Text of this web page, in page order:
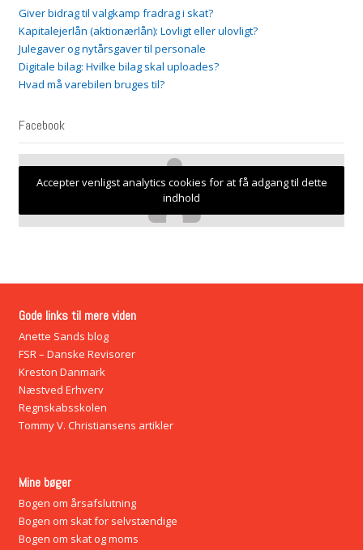
Giver bidrag til valgkamp fradrag i skat?
Kapitalejerlån (aktionærlån): Lovligt eller ulovligt?
Julegaver og nytårsgaver til personale
Digitale bilag: Hvilke bilag skal uploades?
Hvad må varebilen bruges til?
Facebook
Accepter venligst analytics cookies for at få adgang til dette
indhold
Gode links til mere viden
Anette Sands blog
FSR – Danske Revisorer
Kreston Danmark
Næstved Erhverv
Regnskabsskolen
Tommy V. Christiansens artikler
Mine bøger
Bogen om årsafslutning
Bogen om skat for selvstændige
Bogen om skat og moms